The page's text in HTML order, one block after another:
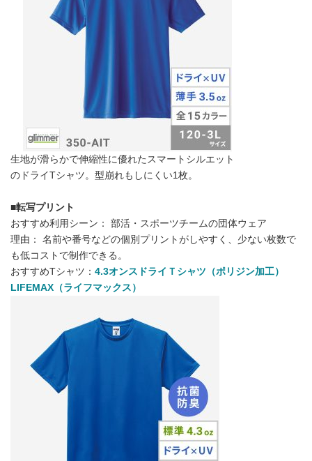
生地が滑らかで伸縮性に優れたスマートシルエット
のドライTシャツ。型崩れもしにくい1枚。
■転写プリント
おすすめ利用シーン： 部活・スポーツチームの団体ウェア
理由： 名前や番号などの個別プリントがしやすく、少ない枚数で
も低コストで制作できる。
おすすめTシャツ： 4.3オンスドライＴシャツ（ポリ ジン加工）
LIFEMAX（ライフマックス）